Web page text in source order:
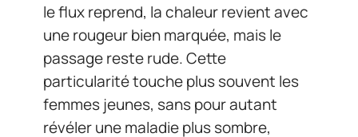
le flux reprend, la chaleur revient avec
une rougeur bien marquée, mais le
passage reste rude. Cette
particularité touche plus souvent les
femmes jeunes, sans pour autant
révéler une maladie plus sombre,